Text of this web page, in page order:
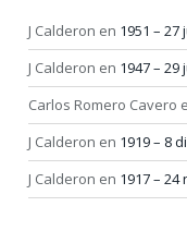
J Calderon en 1951 – 27
J Calderon en 1947 – 29
Carlos Romero Cavero
J Calderon en 1919 – 8
J Calderon en 1917 –